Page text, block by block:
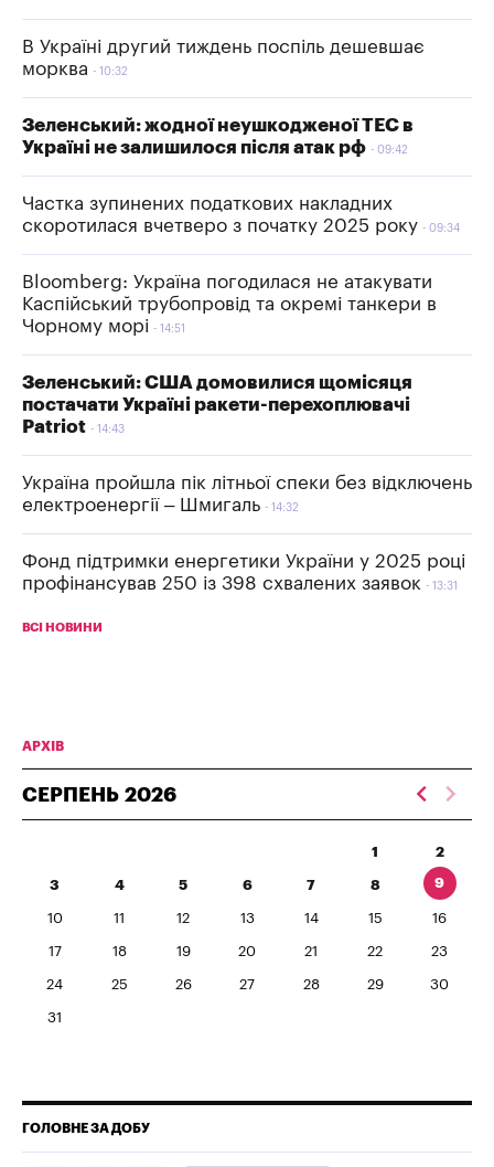
В Україні другий тиждень поспіль дешевшає
морква
10:32
Зеленський: жодної неушкодженої ТЕС в
Україні не залишилося після атак рф
09:42
Частка зупинених податкових накладних
скоротилася вчетверо з початку 2025 року
09:34
Bloomberg: Україна погодилася не атакувати
Каспійський трубопровід та окремі танкери в
Чорному морі
14:51
Зеленський: США домовилися щомісяця
постачати Україні ракети-перехоплювачі
Patriot
14:43
Україна пройшла пік літньої спеки без відключень
електроенергії – Шмигаль
14:32
Фонд підтримки енергетики України у 2025 році
профінансував 250 із 398 схвалених заявок
13:31
ВСІ НОВИНИ
АРХІВ
СЕРПЕНЬ 2026
1 2
3 4 5 6 7 8 9
10 11 12 13 14 15 16
17 18 19 20 21 22 23
24 25 26 27 28 29 30
31
ГОЛОВНЕ ЗА ДОБУ